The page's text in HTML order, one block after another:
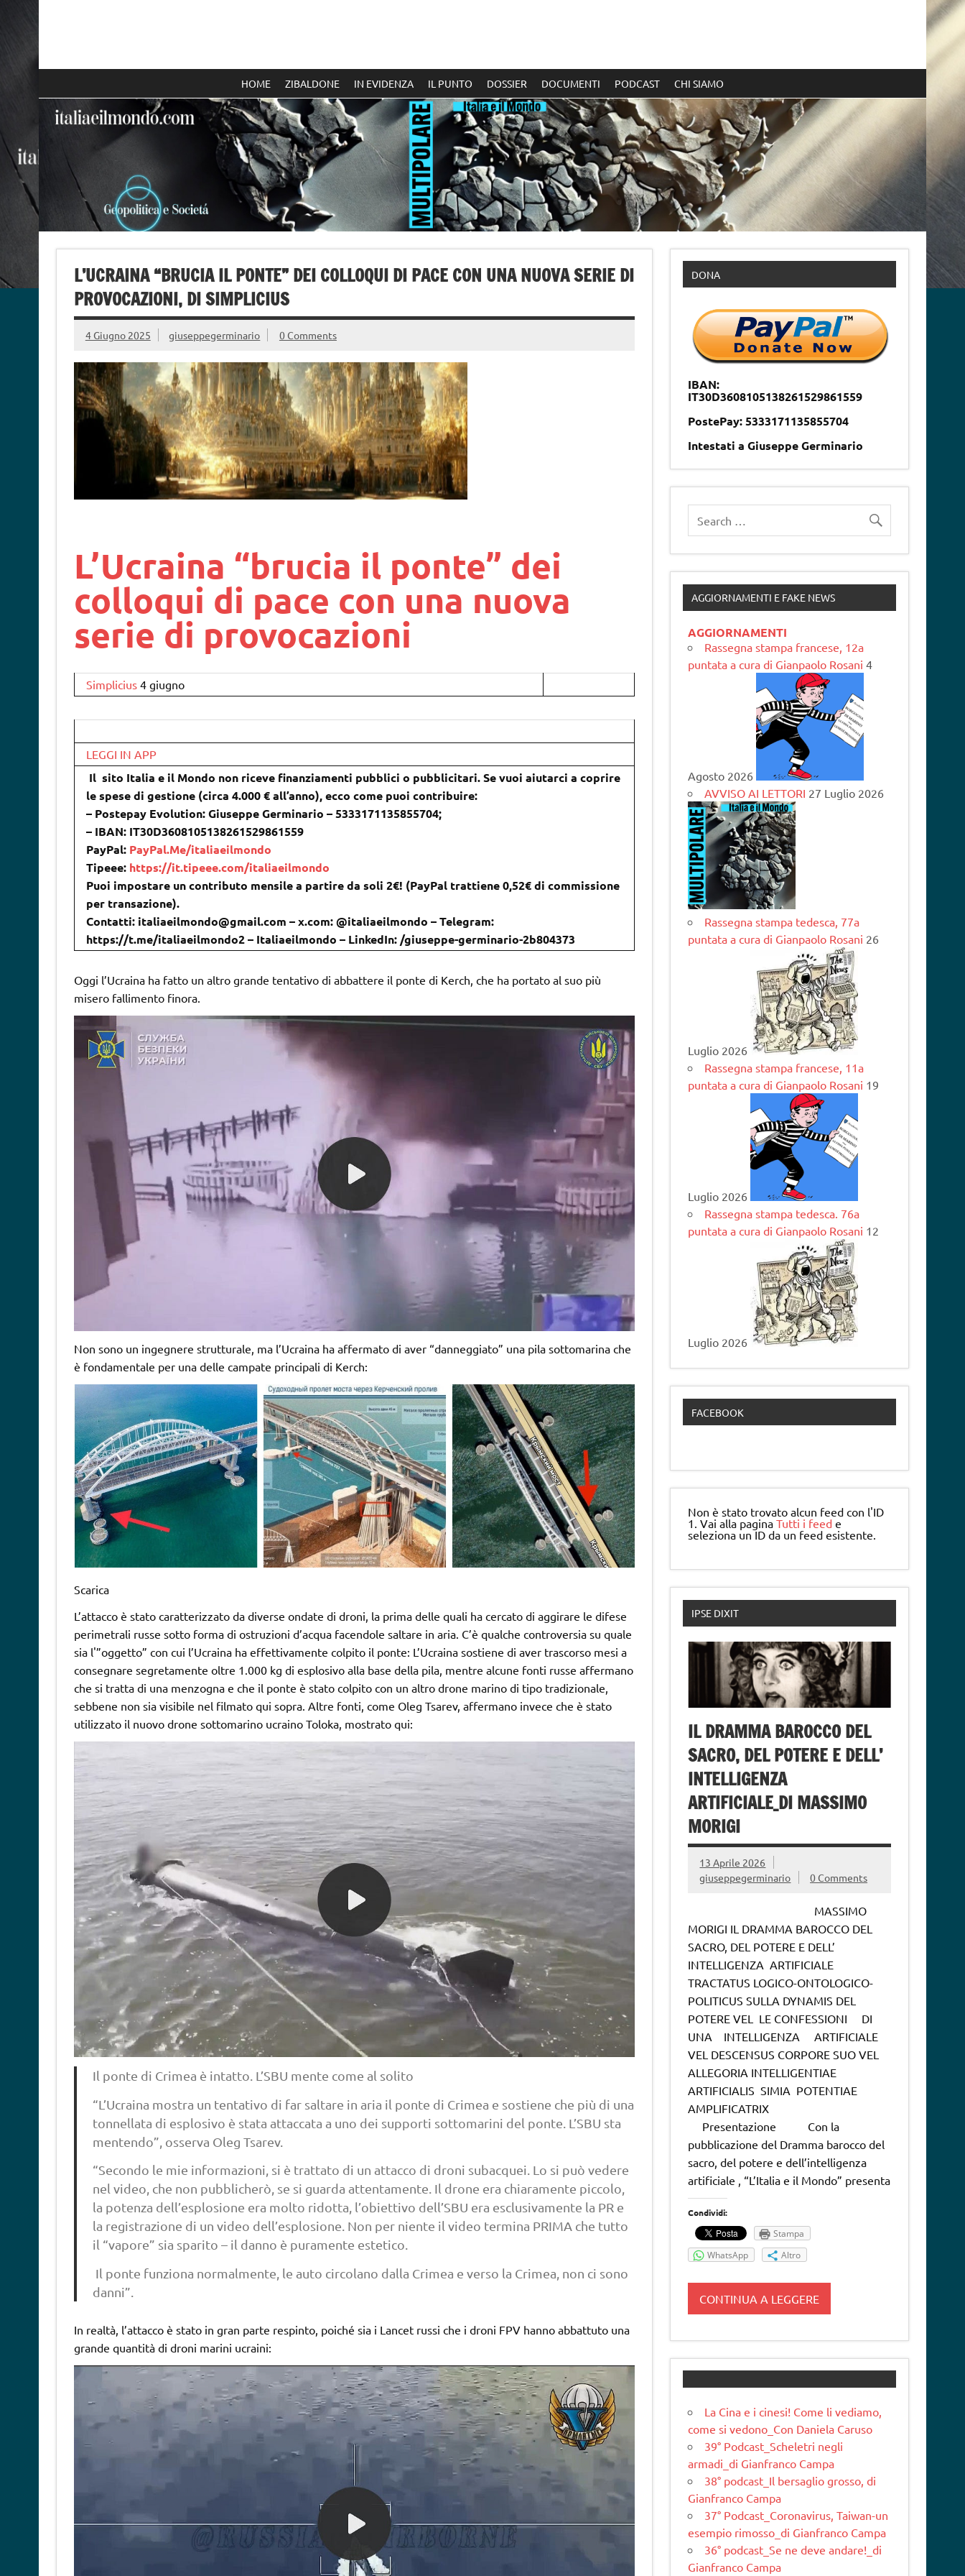
HOME ZIBALDONE IN EVIDENZA IL PUNTO DOSSIER DOCUMENTI PODCAST CHI SIAMO
L’UCRAINA “BRUCIA IL PONTE” DEI COLLOQUI DI PACE CON UNA NUOVA SERIE DI
PROVOCAZIONI, DI SIMPLICIUS
4 Giugno 2025 giuseppegerminario 0 Comments
L’Ucraina “brucia il ponte” dei
colloqui di pace con una nuova
serie di provocazioni
Simplicius 4 giugno
LEGGI IN APP
Il sito Italia e il Mondo non riceve finanziamenti pubblici o pubblicitari. Se vuoi aiutarci a coprire
le spese di gestione (circa 4.000 € all’anno), ecco come puoi contribuire:
– Postepay Evolution: Giuseppe Germinario – 5333171135855704;
– IBAN: IT30D3608105138261529861559
PayPal: PayPal.Me/italiaeilmondo
Tipeee: https://it.tipeee.com/italiaeilmondo
Puoi impostare un contributo mensile a partire da soli 2€! (PayPal trattiene 0,52€ di commissione
per transazione).
Contatti: italiaeilmondo@gmail.com – x.com: @italiaeilmondo – Telegram:
https://t.me/italiaeilmondo2 – Italiaeilmondo – LinkedIn: /giuseppe-germinario-2b804373
Oggi l’Ucraina ha fatto un altro grande tentativo di abbattere il ponte di Kerch, che ha portato al suo più
misero fallimento finora.
Non sono un ingegnere strutturale, ma l’Ucraina ha affermato di aver “danneggiato” una pila sottomarina che
è fondamentale per una delle campate principali di Kerch:
Scarica
L’attacco è stato caratterizzato da diverse ondate di droni, la prima delle quali ha cercato di aggirare le difese
perimetrali russe sotto forma di ostruzioni d’acqua facendole saltare in aria. C’è qualche controversia su quale
sia l'”oggetto” con cui l’Ucraina ha effettivamente colpito il ponte: L’Ucraina sostiene di aver trascorso mesi a
consegnare segretamente oltre 1.000 kg di esplosivo alla base della pila, mentre alcune fonti russe affermano
che si tratta di una menzogna e che il ponte è stato colpito con un altro drone marino di tipo tradizionale,
sebbene non sia visibile nel filmato qui sopra. Altre fonti, come Oleg Tsarev, affermano invece che è stato
utilizzato il nuovo drone sottomarino ucraino Toloka, mostrato qui:
Il ponte di Crimea è intatto. L’SBU mente come al solito
“L’Ucraina mostra un tentativo di far saltare in aria il ponte di Crimea e sostiene che più di una
tonnellata di esplosivo è stata attaccata a uno dei supporti sottomarini del ponte. L’SBU sta
mentendo”, osserva Oleg Tsarev.
“Secondo le mie informazioni, si è trattato di un attacco di droni subacquei. Lo si può vedere
nel video, che non pubblicherò, se si guarda attentamente. Il drone era chiaramente piccolo,
la potenza dell’esplosione era molto ridotta, l’obiettivo dell’SBU era esclusivamente la PR e
la registrazione di un video dell’esplosione. Non per niente il video termina PRIMA che tutto
il “vapore” sia sparito – il danno è puramente estetico.
Il ponte funziona normalmente, le auto circolano dalla Crimea e verso la Crimea, non ci sono
danni”.
In realtà, l’attacco è stato in gran parte respinto, poiché sia i Lancet russi che i droni FPV hanno abbattuto una
grande quantità di droni marini ucraini:
DONA
IBAN:
IT30D3608105138261529861559
PostePay: 5333171135855704
Intestati a Giuseppe Germinario
AGGIORNAMENTI E FAKE NEWS
AGGIORNAMENTI
Rassegna stampa francese, 12a
puntata a cura di Gianpaolo Rosani 4
Agosto 2026
AVVISO AI LETTORI 27 Luglio 2026
Rassegna stampa tedesca, 77a
puntata a cura di Gianpaolo Rosani 26
Luglio 2026
Rassegna stampa francese, 11a
puntata a cura di Gianpaolo Rosani 19
Luglio 2026
Rassegna stampa tedesca. 76a
puntata a cura di Gianpaolo Rosani 12
Luglio 2026
FACEBOOK
Non è stato trovato alcun feed con l'ID
1. Vai alla paginaTutti i feed e
seleziona un ID da un feed esistente.
IPSE DIXIT
IL DRAMMA BAROCCO DEL
SACRO, DEL POTERE E DELL’
INTELLIGENZA
ARTIFICIALE_DI MASSIMO
MORIGI
13 Aprile 2026
giuseppegerminario
0 Comments
MASSIMO
MORIGI IL DRAMMA BAROCCO DEL
SACRO, DEL POTERE E DELL’
INTELLIGENZA ARTIFICIALE
TRACTATUS LOGICO-ONTOLOGICO-
POLITICUS SULLA DYNAMIS DEL
POTERE VEL LE CONFESSIONI DI
UNA INTELLIGENZA ARTIFICIALE
VEL DESCENSUS CORPORE SUO VEL
ALLEGORIA INTELLIGENTIAE
ARTIFICIALIS SIMIA POTENTIAE
AMPLIFICATRIX
Presentazione Con la
pubblicazione del Dramma barocco del
sacro, del potere e dell’intelligenza
artificiale , “L’Italia e il Mondo” presenta
Condividi:
Stampa
WhatsApp
Altro
CONTINUA A LEGGERE
La Cina e i cinesi! Come li vediamo,
come si vedono_Con Daniela Caruso
39° Podcast_Scheletri negli
armadi_di Gianfranco Campa
38° podcast_Il bersaglio grosso, di
Gianfranco Campa
37° Podcast_Coronavirus, Taiwan-un
esempio rimosso_di Gianfranco Campa
36° podcast_Se ne deve andare!_di
Gianfranco Campa